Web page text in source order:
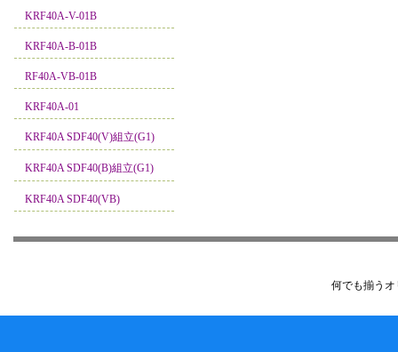
KRF40A-V-01B
KRF40A-B-01B
RF40A-VB-01B
KRF40A-01
KRF40A SDF40(V)組立(G1)
KRF40A SDF40(B)組立(G1)
KRF40A SDF40(VB)
何でも揃う